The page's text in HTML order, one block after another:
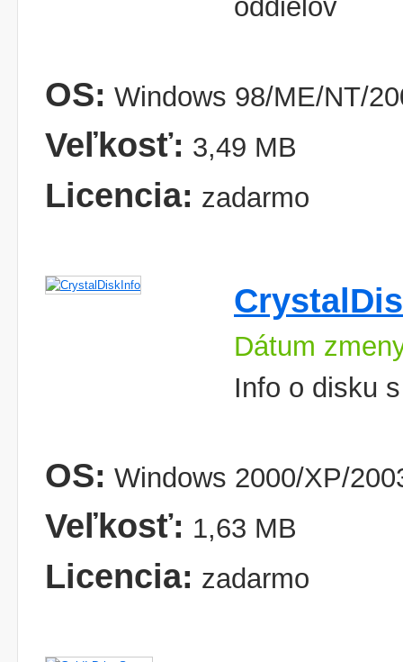
oddielov
OS: Windows 98/ME/NT/
Veľkosť: 3,49 MB
Licencia: zadarmo
Dátum
Info o disku
OS: Windows 2000/XP/
Veľkosť: 1,63 MB
Licencia: zadarmo